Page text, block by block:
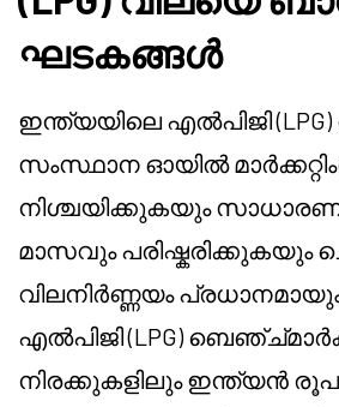
ഘടകങ്ങൾ
ഇന്ത്യയിലെ എൽപിജി
സംസ്ഥാന ഓയിൽ
നിശ്ചയിക്കുകയും
മാസവും പരിഷ്കരിക്കുകയും
വിലനിർണ്ണയം
എൽപിജി (LPG)
നിരക്കുകളിലും ഇന്ത്യൻ